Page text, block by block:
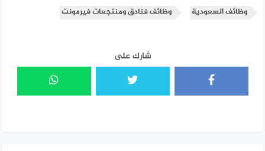
وظائف السعودية وظائف فنادق ومنتجعات فيرمونت
شارك على